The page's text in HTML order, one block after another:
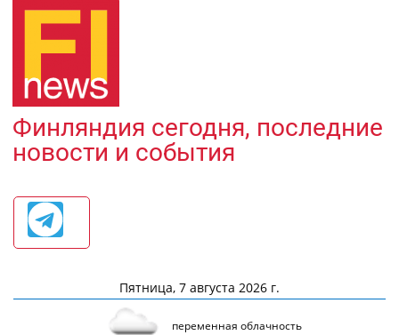
Финляндия сегодня, последние
новости и события
Пятница, 7 августа 2026 г.
переменная облачность